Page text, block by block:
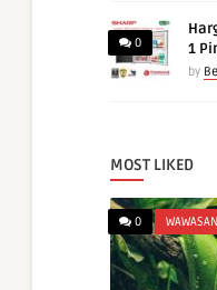
0
1
by
MOST LIKED
0 WAWASAN